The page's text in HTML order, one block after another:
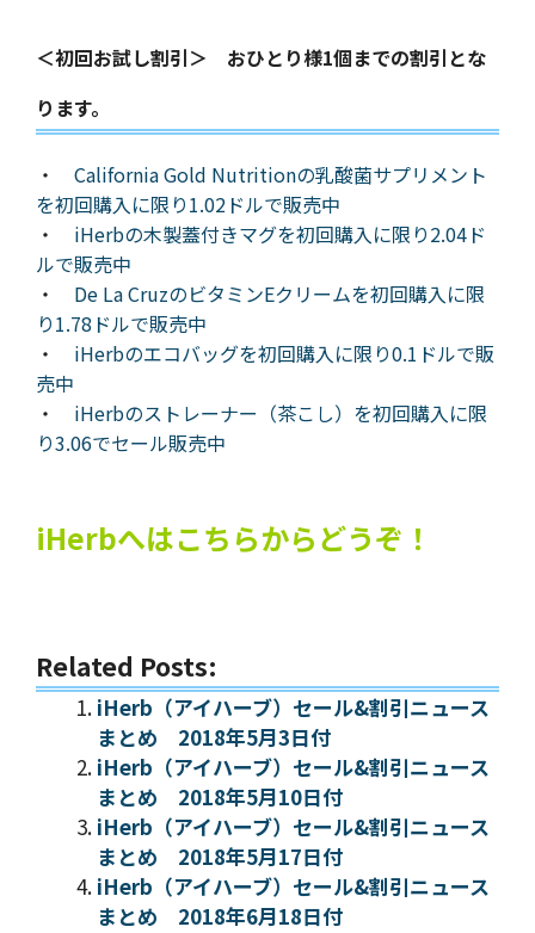
＜初回お試し割引＞ おひとり様1個までの割引とな
ります。
・ California Gold Nutritionの乳酸菌サプリメント
を初回購入に限り1.02ドルで販売中
・ iHerbの木製蓋付きマグを初回購入に限り2.04ド
ルで販売中
・ De La CruzのビタミンEクリームを初回購入に限
り1.78ドルで販売中
・ iHerbのエコバッグを初回購入に限り0.1ドルで販
売中
・ iHerbのストレーナー（茶こし）を初回購入に限
り3.06でセール販売中
iHerbへはこちらからどうぞ！
Related Posts:
iHerb（アイハーブ）セール&割引ニュース
まとめ 2018年5月3日付
iHerb（アイハーブ）セール&割引ニュース
まとめ 2018年5月10日付
iHerb（アイハーブ）セール&割引ニュース
まとめ 2018年5月17日付
iHerb（アイハーブ）セール&割引ニュース
まとめ 2018年6月18日付